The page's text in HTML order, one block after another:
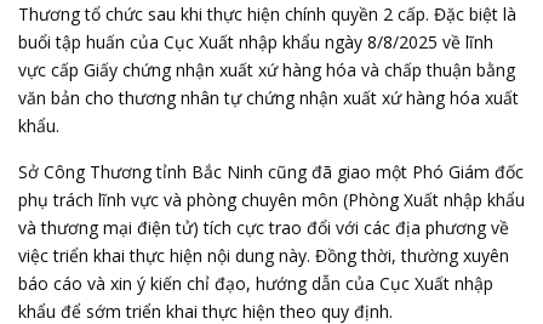
Thương tổ chức sau khi thực hiện chính quyền 2 cấp. Đặc biệt là
buổi tập huấn của Cục Xuất nhập khẩu ngày 8/8/2025 về lĩnh
vực cấp Giấy chứng nhận xuất xứ hàng hóa và chấp thuận bằng
văn bản cho thương nhân tự chứng nhận xuất xứ hàng hóa xuất
khẩu.
Sở Công Thương tỉnh Bắc Ninh cũng đã giao một Phó Giám đốc
phụ trách lĩnh vực và phòng chuyên môn (Phòng Xuất nhập khẩu
và thương mại điện tử) tích cực trao đổi với các địa phương về
việc triển khai thực hiện nội dung này. Đồng thời, thường xuyên
báo cáo và xin ý kiến chỉ đạo, hướng dẫn của Cục Xuất nhập
khẩu để sớm triển khai thực hiện theo quy định.